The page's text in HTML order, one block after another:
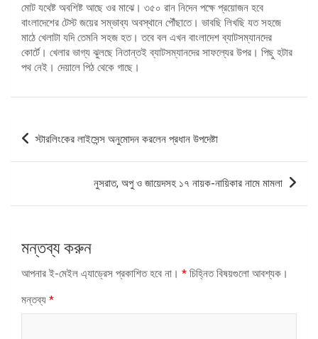
মোট যথেষ্ট অবশিষ্ট আছে ওর মাঝে। ৩৫০ রান নিদেন পক্ষে প্রয়োজন হবে
বাংলাদেশের টেস্ট জয়ের সম্ভাব্য অবস্থানে পৌঁছাতে। ভাবছি লিখছি যত সহজে
মাঠে খেলাটা যদি তেমনি সহজ হত। তবে বল এখন বাংলাদেশ ব্যাটসম্যানদের
কোর্টে। খেলার ভাগ্য ঝুলছে নিতান্তই ব্যাটসম্যানদের সাফল্যের উপর। পিছু হটার
পথ নেই। দেয়ালে পিঠ থেকে গাছে।
পোস্ট
স্টারলিংকের লাইসেন্স অনুমোদন করলেন প্রধান উপদেষ্টা
নুসরাত, অপু ও জায়েদসহ ১৭ নায়ক-নায়িকার নামে মামলা
মন্তব্য করুন
আপনার ই-মেইল এ্যাড্রেস প্রকাশিত হবে না। * চিহ্নিত বিষয়গুলো আবশ্যক।
মন্তব্য *